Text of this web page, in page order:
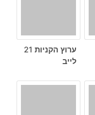
ערוץ הקניות 21
לייב